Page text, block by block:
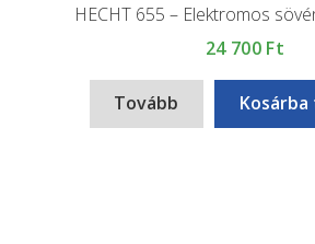
HECHT 655 – Elektromos
24 700 Ft
Tovább